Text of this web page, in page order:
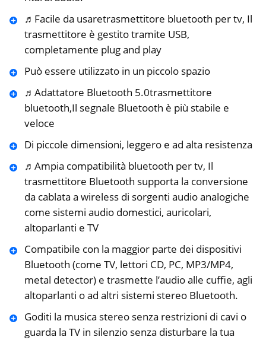
♬Facile da usaretrasmettitore bluetooth per tv, Il
trasmettitore è gestito tramite USB,
completamente plug and play
Può essere utilizzato in un piccolo spazio
♬Adattatore Bluetooth 5.0trasmettitore
bluetooth,Il segnale Bluetooth è più stabile e
veloce
Di piccole dimensioni, leggero e ad alta resistenza
♬Ampia compatibilità bluetooth per tv, Il
trasmettitore Bluetooth supporta la conversione
da cablata a wireless di sorgenti audio analogiche
come sistemi audio domestici, auricolari,
altoparlanti e TV
Compatibile con la maggior parte dei dispositivi
Bluetooth (come TV, lettori CD, PC, MP3/MP4,
metal detector) e trasmette l’audio alle cuffie, agli
altoparlanti o ad altri sistemi stereo Bluetooth.
Goditi la musica stereo senza restrizioni di cavi o
guarda la TV in silenzio senza disturbare la tua